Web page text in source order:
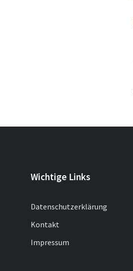
Wichtige Links
Datenschutzerklärung
Kontakt
Impressum